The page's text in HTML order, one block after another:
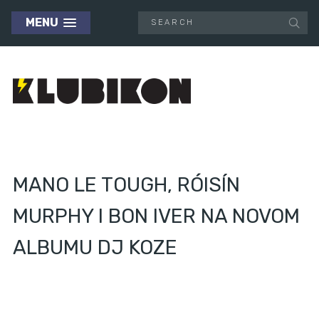
MENU
MANO LE TOUGH, RÓISÍN
MURPHY I BON IVER NA NOVOM
ALBUMU DJ KOZE